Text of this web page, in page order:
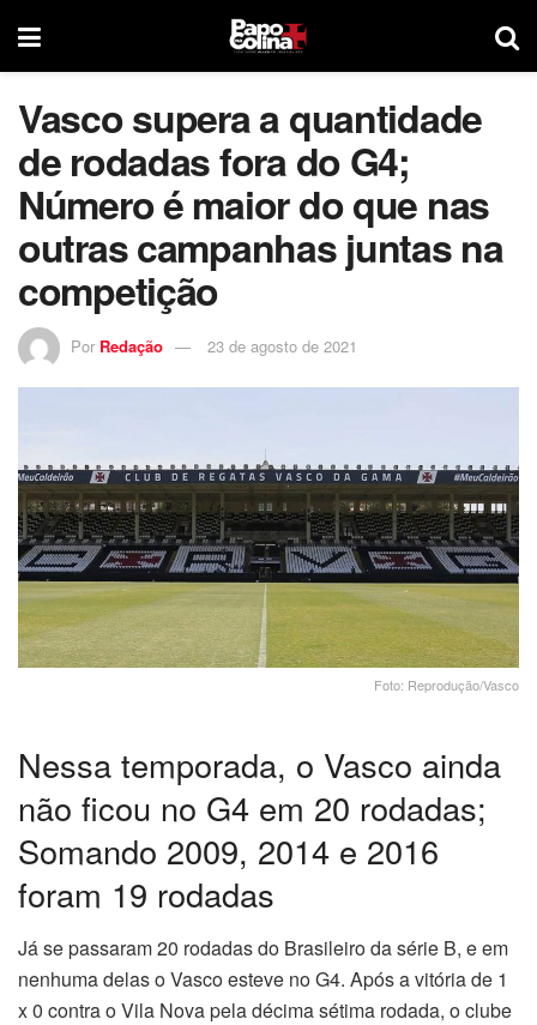
Vasco supera a quantidade
de rodadas fora do G4;
Número é maior do que nas
outras campanhas juntas na
competição
Por Redação 23 de agosto de 2021
Foto: Reprodução/Vasco
Nessa temporada, o Vasco ainda
não ficou no G4 em 20 rodadas;
Somando 2009, 2014 e 2016
foram 19 rodadas
Já se passaram 20 rodadas do Brasileiro da série B, e em
nenhuma delas o Vasco esteve no G4. Após a vitória de 1
x 0 contra o Vila Nova pela décima sétima rodada, o clube